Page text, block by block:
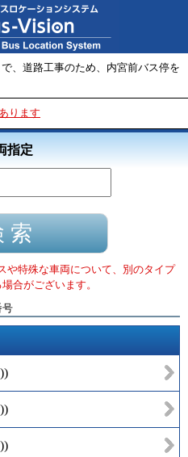
で、道路工事のため、内宮前バス停を
ります
指定
や特殊な車両について、別のタイプ
合がございます。
号
)
)
)